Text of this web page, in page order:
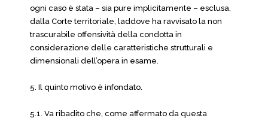
ogni caso è stata – sia pure implicitamente – esclusa,
dalla Corte territoriale, laddove ha ravvisato la non
trascurabile offensività della condotta in
considerazione delle caratteristiche strutturali e
dimensionali dell’opera in esame.
5. Il quinto motivo è infondato.
5.1. Va ribadito che, come affermato da questa